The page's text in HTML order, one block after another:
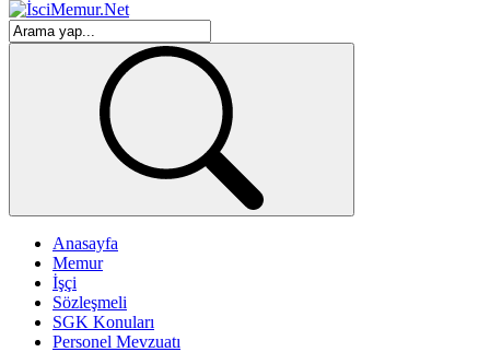
Anasayfa
Memur
İşçi
Sözleşmeli
SGK Konuları
Personel Mevzuatı